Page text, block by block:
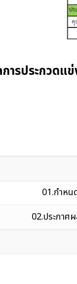
การประกวด
01.กำหน
02.ประกาศ